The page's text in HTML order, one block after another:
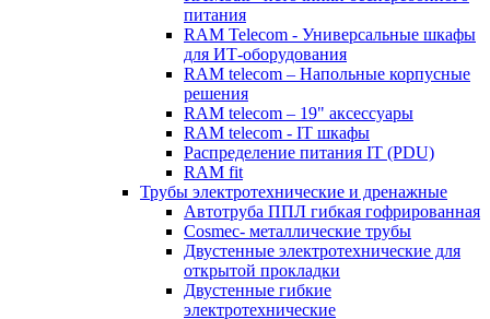
питания
RAM Telecom - Универсальные шкафы
для ИТ-оборудования
RAM telecom – Напольные корпусные
решения
RAM telecom – 19" аксессуары
RAM telecom - IT шкафы
Распределение питания IT (PDU)
RAM fit
Трубы электротехнические и дренажные
Автотруба ППЛ гибкая гофрированная
Cosmec- металлические трубы
Двустенные электротехнические для
открытой прокладки
Двустенные гибкие
электротехнические